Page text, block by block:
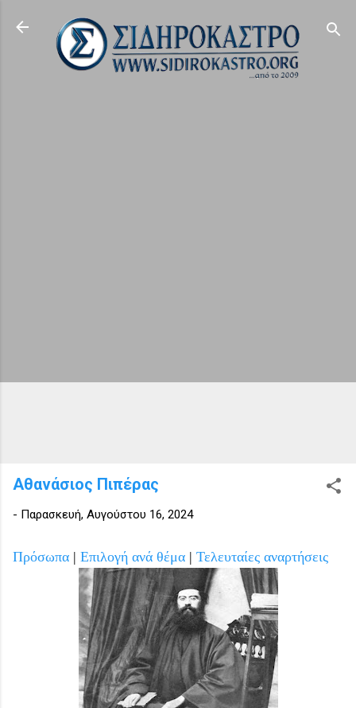
Μετάβαση στο κύριο περιεχόμενο
Αθανάσιος Πιπέρας
- Παρασκευή, Αυγούστου 16, 2024
Πρόσωπα | Επιλογή ανά θέμα | Τελευταίες αναρτήσεις